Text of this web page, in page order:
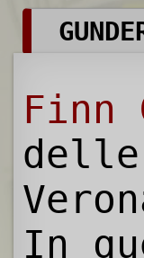
Finn
delle
In